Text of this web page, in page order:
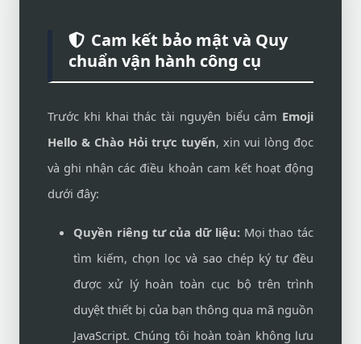
Cam kết bảo mật và Quy
chuẩn vận hành công cụ
Trước khi khai thác tài nguyên biểu cảm Emoji
Hello & Chào Hỏi trực tuyến, xin vui lòng đọc
và ghi nhận các điều khoản cam kết hoạt động
dưới đây:
Quyền riêng tư của dữ liệu:Mọi thao tác
tìm kiếm, chọn lọc và sao chép ký tự đều
được xử lý hoàn toàn cục bộ trên trình
duyệt thiết bị của bạn thông qua mã nguồn
JavaScript. Chúng tôi hoàn toàn không lưu